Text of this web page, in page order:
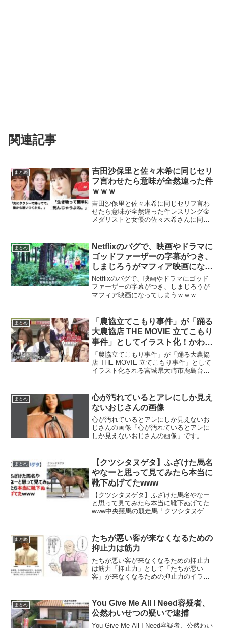
関連記事
まとめ
吉田沙保里と佐々木希に同じセリ
フ言わせたら意味が全然違った件
ｗｗｗ
吉田沙保里と佐々木希に同じセリフ言わ
せたら意味が全然違った件レスリング金
メダリストと女優の佐々木希さんに同じ
(@Hakusyaku_Rx) January 20, 20...
まとめ
Netflixのバグで、映画やドラマに
ゴッドファーザーの字幕がつき、
しまじろうがマフィア映画になっ
てしまうｗｗｗ
Netflixのバグで、映画やドラマにゴッド
ファーザーの字幕がつき、しまじろうが
マフィア映画になってしまうｗｗｗ
う、しまじろう、ちびまる子ちゃん、き
かんしゃトーマ...
まとめ
「農協立てこもり事件」が「踊る
大農協店 THE MOVIE 立てこもり
事件」としてイラスト化！かわい
い女の子や古畑任三郎などのコラ
画像も紹介！【動画有】
「農協立てこもり事件」が「踊る大農協
店 THE MOVIE 立てこもり事件」として
イラスト化される宮城県大崎市鹿島台平
カウンターに火を放つなどしたが警察に
取り押さえられ...
まとめ
心が汚れているとアレにしか見え
ないおじさんの画像
心が汚れているとアレにしか見えないお
じさんの画像「心が汚れているとアレに
しか見えないおじさんの画像」です。あ
やん陸続きだったらとっくに終わって
る。海に囲まれてても特区に...
まとめ
【クツシタヌゲタ】ふざけた馬名
やなーと思って見てみたら本当に
靴下ぬげてたwww
【クツシタヌゲタ】ふざけた馬名やなー
と思って見てみたら本当に靴下ぬげてた
www中央競馬の競走馬「クツシタヌゲ
ままで、それが馬名の由来だったという
投稿が反響を呼んでいます...
まとめ
たちが悪い客が来なくなるための
抑止力は筋力
たちが悪い客が来なくなるための抑止力
は筋力「抑止力」として「たちが悪い
客」が来なくなるための抑止力のイラス
じ (@yajima_kenji) ...
まとめ
You Give Me All I Need容疑者、
公然わいせつの疑いで逮捕
You Give Me All I Need容疑者、公然わい